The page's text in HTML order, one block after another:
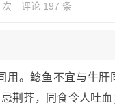
评论 197 条
用。鲶鱼不宜与牛肝
荆芥，同食令人吐